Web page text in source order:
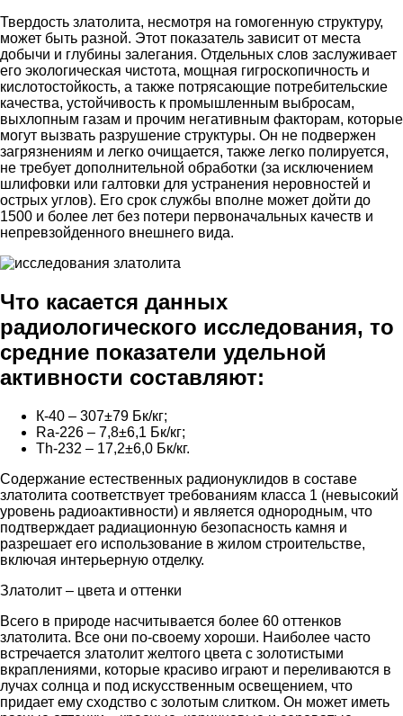
Твердость златолита, несмотря на гомогенную структуру,
может быть разной. Этот показатель зависит от места
добычи и глубины залегания. Отдельных слов заслуживает
его экологическая чистота, мощная гигроскопичность и
кислотостойкость, а также потрясающие потребительские
качества, устойчивость к промышленным выбросам,
выхлопным газам и прочим негативным факторам, которые
могут вызвать разрушение структуры. Он не подвержен
загрязнениям и легко очищается, также легко полируется,
не требует дополнительной обработки (за исключением
шлифовки или галтовки для устранения неровностей и
острых углов). Его срок службы вполне может дойти до
1500 и более лет без потери первоначальных качеств и
непревзойденного внешнего вида.
Что касается данных
радиологического исследования, то
средние показатели удельной
активности составляют:
К-40 – 307±79 Бк/кг;
Ra-226 – 7,8±6,1 Бк/кг;
Th-232 – 17,2±6,0 Бк/кг.
Содержание естественных радионуклидов в составе
златолита соответствует требованиям класса 1 (невысокий
уровень радиоактивности) и является однородным, что
подтверждает радиационную безопасность камня и
разрешает его использование в жилом строительстве,
включая интерьерную отделку.
Златолит – цвета и оттенки
Всего в природе насчитывается более 60 оттенков
златолита. Все они по-своему хороши. Наиболее часто
встречается златолит желтого цвета с золотистыми
вкраплениями, которые красиво играют и переливаются в
лучах солнца и под искусственным освещением, что
придает ему сходство с золотым слитком. Он может иметь